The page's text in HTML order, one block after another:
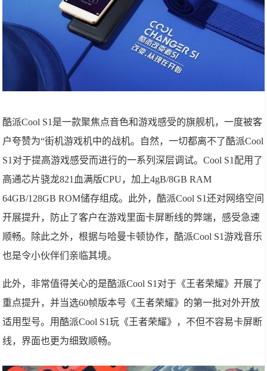
酷派Cool S1是一款聚焦点音色和游戏感受的旗舰机，一度被客
户夸赞为“街机游戏机中的战机。自然，一切都离不了酷派Cool
S1对于提高游戏感受而进行的一系列深层调试。Cool S1配用了
高通芯片骁龙821血满版CPU，加上4gB/8GB RAM
64GB/128GB ROM储存组成。此外，酷派Cool S1还对网络空间
开展提升，防止了客户在游戏里面卡屏断线的弊端，感受急速
顺畅。除此之外，根据与哈曼卡顿协作，酷派Cool S1游戏音乐
也是令小伙伴们亲临其境。
此外，非常值得关心的是酷派Cool S1对于《王者荣耀》开展了
重点提升，并当选60帧版本号《王者荣耀》的第一批对外开放
适用型号。用酷派Cool S1玩《王者荣耀》，不但不容易卡屏断
线，界面也更为细致顺畅。